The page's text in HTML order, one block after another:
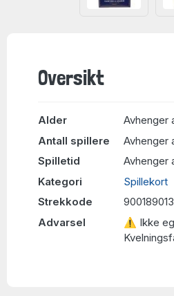
Oversikt
Alder
Avhenger
Antall spillere
Avhenger
Spilletid
Avhenger
Kategori
Spillekort
Strekkode
Advarsel
⚠ Ikke